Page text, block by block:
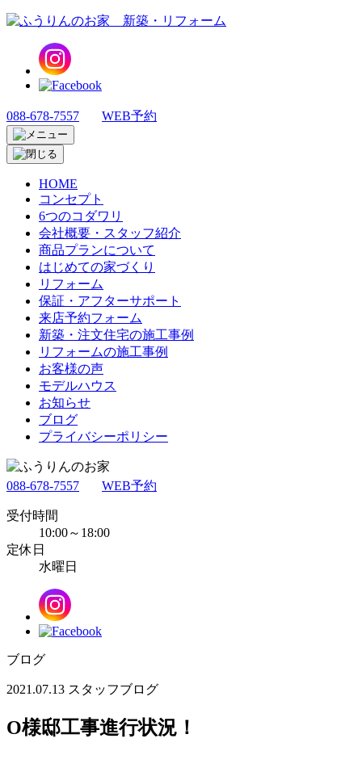
088-678-7557 WEB予約
HOME
コンセプト
6つのコダワリ
会社概要・スタッフ紹介
商品プランについて
はじめての家づくり
リフォーム
保証・アフターサポート
来店予約フォーム
新築・注文住宅の施工事例
リフォームの施工事例
お客様の声
モデルハウス
お知らせ
ブログ
プライバシーポリシー
088-678-7557 WEB予約
受付時間
10:00～18:00
定休日
水曜日
ブログ
2021.07.13 スタッフブログ
O様邸工事進行状況！